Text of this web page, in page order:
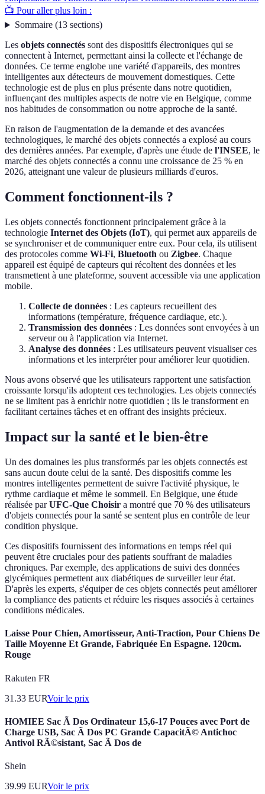
📺 Pour aller plus loin :
Sommaire(13 sections)
Les objets connectés sont des dispositifs électroniques qui se
connectent à Internet, permettant ainsi la collecte et l'échange de
données. Ce terme englobe une variété d'appareils, des montres
intelligentes aux détecteurs de mouvement domestiques. Cette
technologie est de plus en plus présente dans notre quotidien,
influençant des multiples aspects de notre vie en Belgique, comme
nos habitudes de consommation ou notre approche de la santé.
En raison de l'augmentation de la demande et des avancées
technologiques, le marché des objets connectés a explosé au cours
des dernières années. Par exemple, d'après une étude de l'INSEE, le
marché des objets connectés a connu une croissance de 25 % en
2026, atteignant une valeur de plusieurs milliards d'euros.
Comment fonctionnent-ils ?
Les objets connectés fonctionnent principalement grâce à la
technologie Internet des Objets (IoT), qui permet aux appareils de
se synchroniser et de communiquer entre eux. Pour cela, ils utilisent
des protocoles comme Wi-Fi, Bluetooth ou Zigbee. Chaque
appareil est équipé de capteurs qui récoltent des données et les
transmettent à une plateforme, souvent accessible via une application
mobile.
Collecte de données : Les capteurs recueillent des
informations (température, fréquence cardiaque, etc.).
Transmission des données : Les données sont envoyées à un
serveur ou à l'application via Internet.
Analyse des données : Les utilisateurs peuvent visualiser ces
informations et les interpréter pour améliorer leur quotidien.
Nous avons observé que les utilisateurs rapportent une satisfaction
croissante lorsqu'ils adoptent ces technologies. Les objets connectés
ne se limitent pas à enrichir notre quotidien ; ils le transforment en
facilitant certaines tâches et en offrant des insights précieux.
Impact sur la santé et le bien-être
Un des domaines les plus transformés par les objets connectés est
sans aucun doute celui de la santé. Des dispositifs comme les
montres intelligentes permettent de suivre l'activité physique, le
rythme cardiaque et même le sommeil. En Belgique, une étude
réalisée parUFC-Que Choisir a montré que 70 % des utilisateurs
d'objets connectés pour la santé se sentent plus en contrôle de leur
condition physique.
Ces dispositifs fournissent des informations en temps réel qui
peuvent être cruciales pour des patients souffrant de maladies
chroniques. Par exemple, des applications de suivi des données
glycémiques permettent aux diabétiques de surveiller leur état.
D'après les experts, s'équiper de ces objets connectés peut améliorer
la compliance des patients et réduire les risques associés à certaines
conditions médicales.
Laisse Pour Chien, Amortisseur, Anti-Traction, Pour Chiens De
Taille Moyenne Et Grande, Fabriquée En Espagne. 120cm.
Rouge
Rakuten FR
31.33 EURVoir le prix
HOMIEE Sac Ã Dos Ordinateur 15,6-17 Pouces avec Port de
Charge USB, Sac Ã Dos PC Grande CapacitÃ© Antichoc
Antivol RÃ©sistant, Sac Ã Dos de
Shein
39.99 EURVoir le prix